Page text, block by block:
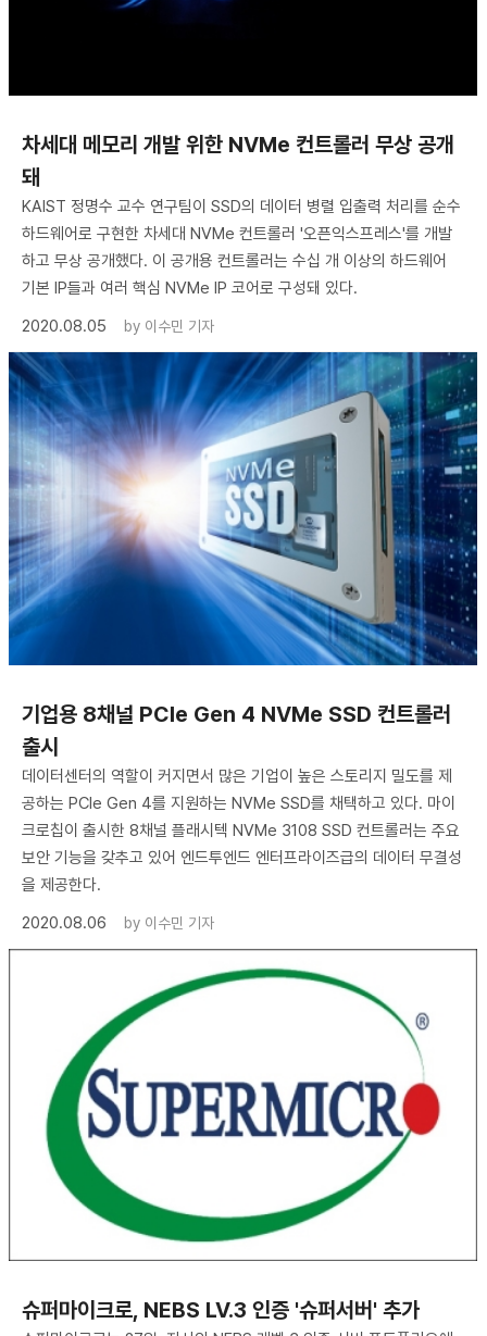
차세대 메모리 개발 위한 NVMe 컨트롤러 무상 공개
돼
KAIST 정명수 교수 연구팀이 SSD의 데이터 병렬 입출력 처리를 순수
하드웨어로 구현한 차세대 NVMe 컨트롤러 '오픈익스프레스'를 개발
하고 무상 공개했다. 이 공개용 컨트롤러는 수십 개 이상의 하드웨어
기본 IP들과 여러 핵심 NVMe IP 코어로 구성돼 있다.
2020.08.05
by 이수민 기자
기업용 8채널 PCIe Gen 4 NVMe SSD 컨트롤러
출시
데이터센터의 역할이 커지면서 많은 기업이 높은 스토리지 밀도를 제
공하는 PCIe Gen 4를 지원하는 NVMe SSD를 채택하고 있다. 마이
크로칩이 출시한 8채널 플래시텍 NVMe 3108 SSD 컨트롤러는 주요
보안 기능을 갖추고 있어 엔드투엔드 엔터프라이즈급의 데이터 무결성
을 제공한다.
2020.08.06
by 이수민 기자
슈퍼마이크로, NEBS LV.3 인증 '슈퍼서버' 추가